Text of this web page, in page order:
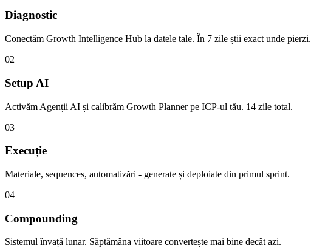
Diagnostic
Conectăm Growth Intelligence Hub la datele tale. În 7 zile știi exact unde pierzi.
02
Setup AI
Activăm Agenții AI și calibrăm Growth Planner pe ICP-ul tău. 14 zile total.
03
Execuție
Materiale, sequences, automatizări - generate și deploiate din primul sprint.
04
Compounding
Sistemul învață lunar. Săptămâna viitoare convertește mai bine decât azi.